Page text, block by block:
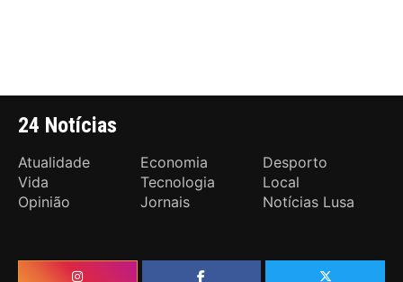
24 Notícias
Atualidade Economia
Desporto
Vida
Tecnologia
Local
Opinião
Jornais Notícias Lusa